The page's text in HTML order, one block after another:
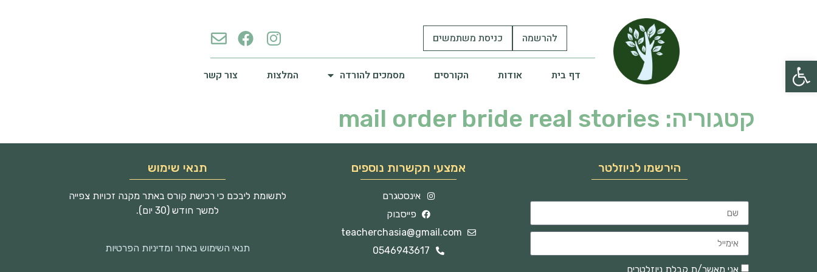
פתח סרגל נגישות
להרשמה כניסת משתמשים
דף בית אודות הקורסים מסמכים להורדה המלצות צור קשר
קטגוריה: mail order bride real stories
הירשמו לניוזלטר
אני מאשר/ת קבלת ניוזלטרים
אמצעי תקשרות נוספים
אינסטגרם
פייסבוק
teacherchasia@gmail.com
0546943617
תנאי שימוש
לתשומת ליבכם כי רכישת קורס באתר מקנה זכויות צפייה
למשך חודש (30 יום).
תנאי השימוש באתר ומדיניות הפרטיות